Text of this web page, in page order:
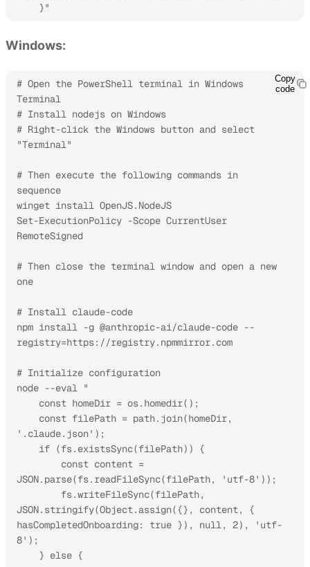
    }"
Windows:
# Open the PowerShell terminal in Windows
Terminal
# Install nodejs on Windows
# Right-click the Windows button and select
"Terminal"
# Then execute the following commands in
sequence
winget install OpenJS.NodeJS
Set-ExecutionPolicy -Scope CurrentUser
RemoteSigned
# Then close the terminal window and open a new
one
# Install claude-code
npm install -g @anthropic-ai/claude-code --
registry=https://registry.npmmirror.com
# Initialize configuration
node --eval "
'.claude.json');
JSON.parse(fs.readFileSync(filePath, 'utf-8'));
JSON.stringify(Object.assign({}, content, {
hasCompletedOnboarding: true }), null, 2), 'utf-
8');
Copy
code